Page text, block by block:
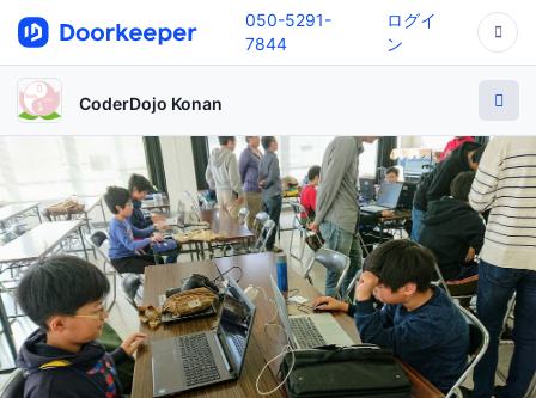
050-5291-
7844
ログイ
ン
CoderDojo Konan